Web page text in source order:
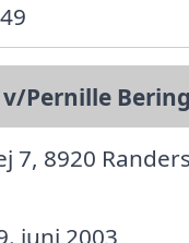
Pernille Bering
7, 8920
juni 2003,